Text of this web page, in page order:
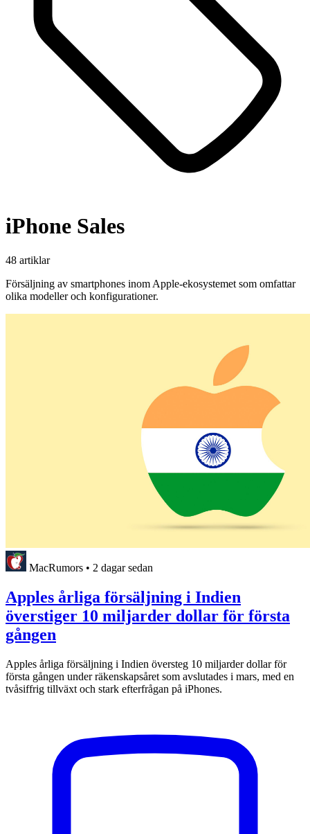
iPhone Sales
48 artiklar
Försäljning av smartphones inom Apple-ekosystemet som omfattar
olika modeller och konfigurationer.
MacRumors • 2 dagar sedan
Apples årliga försäljning i Indien
överstiger 10 miljarder dollar för första
gången
Apples årliga försäljning i Indien översteg 10 miljarder dollar för
första gången under räkenskapsåret som avslutades i mars, med en
tvåsiffrig tillväxt och stark efterfrågan på iPhones.